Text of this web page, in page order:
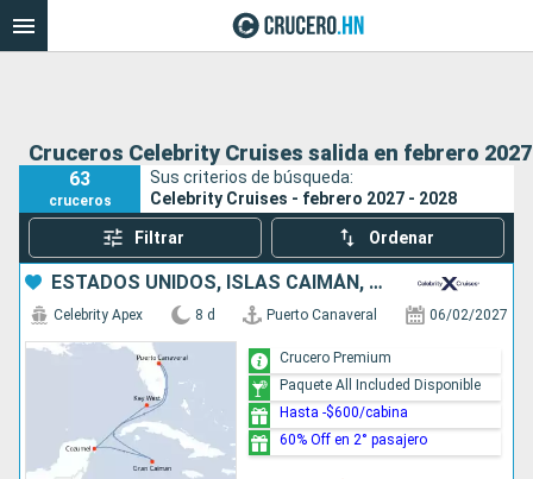
Cruceros Celebrity Cruises salida en febrero 2027
63
cruceros
Sus criterios de búsqueda:
Celebrity Cruises - febrero 2027 - 2028
Filtrar Ordenar
ESTADOS UNIDOS, ISLAS CAIMÁN, MÉXICO
Celebrity Apex 8 d Puerto Canaveral 06/02/2027
Crucero Premium
Paquete All Included Disponible
Hasta -$600/cabina
60% Off en 2° pasajero